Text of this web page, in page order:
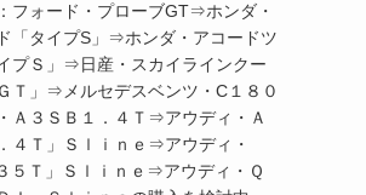
フォード・プローブGT⇒ホンダ・
「タイプS」⇒ホンダ・アコードツ
プＳ」⇒日産・スカイラインクー
Ｔ」⇒メルセデスベンツ・C１８０
Ａ３ＳＢ１．４Ｔ⇒アウディ・Ａ
４Ｔ」Ｓｌｉｎｅ⇒アウディ・
５Ｔ」Ｓｌｉｎｅ⇒アウディ・Ｑ